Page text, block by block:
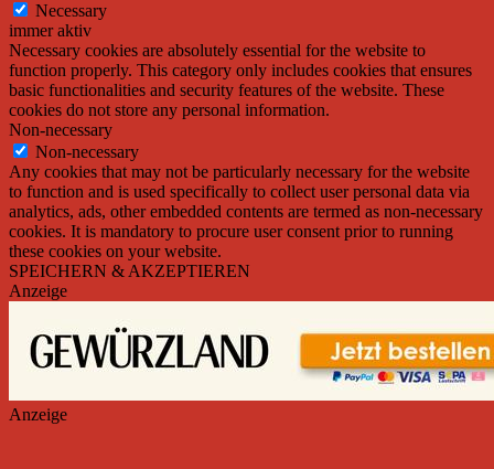
Necessary
immer aktiv
Necessary cookies are absolutely essential for the website to
function properly. This category only includes cookies that ensures
basic functionalities and security features of the website. These
cookies do not store any personal information.
Non-necessary
Non-necessary
Any cookies that may not be particularly necessary for the website
to function and is used specifically to collect user personal data via
analytics, ads, other embedded contents are termed as non-necessary
cookies. It is mandatory to procure user consent prior to running
these cookies on your website.
SPEICHERN & AKZEPTIEREN
Anzeige
Anzeige